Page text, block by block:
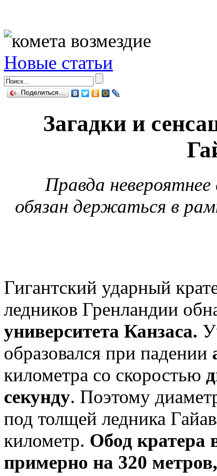
Новые статьи
Поделиться…
Загадки и
Правда
обязан держаться в
Гигантский ударный
ледников Гренландии
университета Канзаса.
образовался при падении
километра со скоростью
секунду. Поэтому
под толщей ледника
километр. Обод кратера
примерно на 320